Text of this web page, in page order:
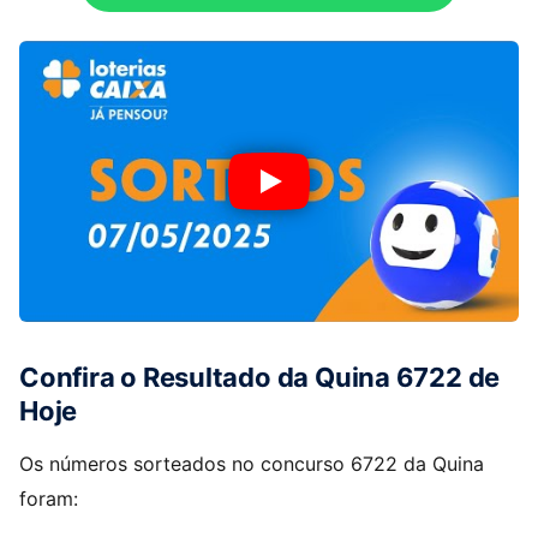
Confira o Resultado da Quina 6722 de
Hoje
Os números sorteados no concurso 6722 da Quina
foram: